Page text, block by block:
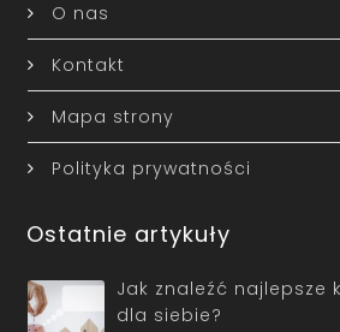
O nas
Kontakt
Mapa strony
Polityka prywatności
Ostatnie artykuły
Jak znaleźć najlepsze
dla siebie?